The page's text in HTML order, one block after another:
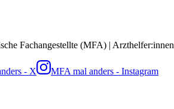
Fachangestellte (MFA) | Arzthelfer:innen
- X MFA mal anders - Instagram